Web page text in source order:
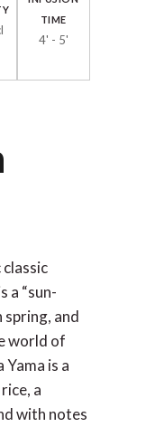
TIME
4' - 5'
a “sun-
spring, and
world of
is a
a
with notes